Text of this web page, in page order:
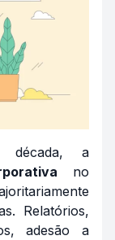
a
no
Relatórios,
adesão a